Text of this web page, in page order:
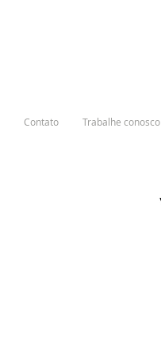
Contato Trabalhe conosco